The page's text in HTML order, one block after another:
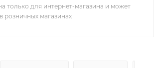
только для интернет-магазина и может
розничных магазинах